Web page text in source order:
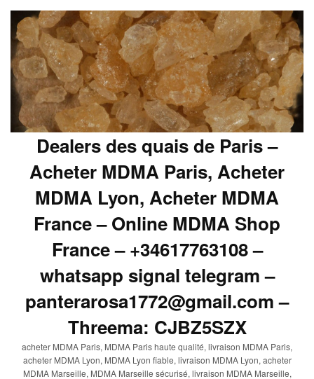
Dealers des quais de Paris –
Acheter MDMA Paris, Acheter
MDMA Lyon, Acheter MDMA
France – Online MDMA Shop
France – +34617763108 –
whatsapp signal telegram –
panterarosa1772@gmail.com –
Threema: CJBZ5SZX
acheter MDMA Paris, MDMA Paris haute qualité, livraison MDMA Paris,
acheter MDMA Lyon, MDMA Lyon fiable, livraison MDMA Lyon, acheter
MDMA Marseille, MDMA Marseille sécurisé, livraison MDMA Marseille,